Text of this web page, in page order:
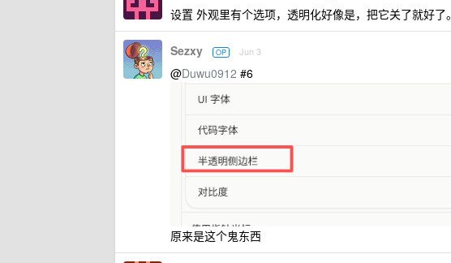
设置 外观里有个选项，透明化好像是，把它关了就好了。
Sezxy OP Jun 3
@Duwu0912 #6
原来是这个鬼东西